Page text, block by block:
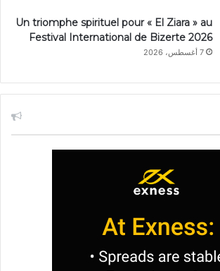
Un triomphe spirituel pour « El Ziara » au
Festival International de Bizerte 2026
7 أغسطس، 2026